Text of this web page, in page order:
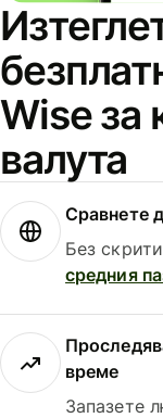
Wise за
валута
Сравнете
Без
средния
време
Запазете